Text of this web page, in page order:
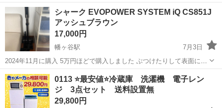
シャーク EVOPOWER SYSTEM iQ CS851J
アッシュブラウン
17,000円
幡ヶ谷駅
7月3日
2024年11月に購入 5万円ほどで購入しました ぶつけたりして表面に使
用感はありますが、そこまで多く使用していないので機能は何一つ問
題ないです。 受け渡しは7月8日以降になります。
東京 渋谷区 幡ヶ谷駅 生活家電
0113 ⭐️最安値⭐️冷蔵庫 洗濯機 電子レン
ジ 3点セット 送料設置無
29,800円